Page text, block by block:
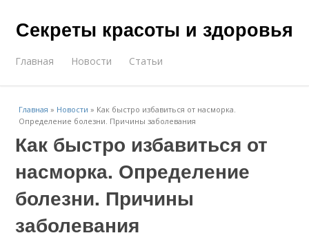
Секреты красоты и здоровья
Главная Новости Статьи
Главная » Новости » Как быстро избавиться от насморка.
Определение болезни. Причины заболевания
Как быстро избавиться от
насморка. Определение
болезни. Причины
заболевания